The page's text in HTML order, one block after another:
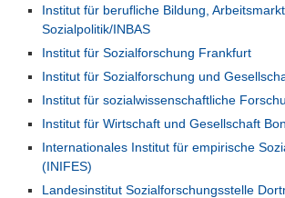
Institut für berufliche Bildung,
Sozialpolitik/INBAS
Institut für Sozialforschung Frankfurt
Institut für Sozialforschung und
Institut für sozialwissenschaftliche
Institut für Wirtschaft und Gesellschaft
Internationales Institut für empirische
(INIFES)
Landesinstitut Sozialforschungsstelle